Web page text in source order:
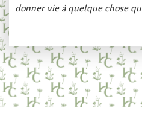
donner vie à quelque chose